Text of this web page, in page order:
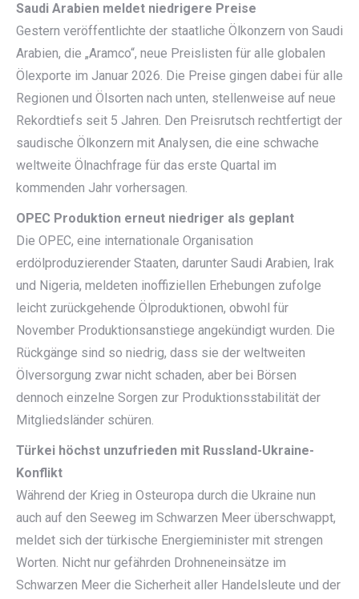
Saudi Arabien meldet niedrigere Preise
Gestern veröffentlichte der staatliche Ölkonzern von Saudi
Arabien, die „Aramco“, neue Preislisten für alle globalen
Ölexporte im Januar 2026. Die Preise gingen dabei für alle
Regionen und Ölsorten nach unten, stellenweise auf neue
Rekordtiefs seit 5 Jahren. Den Preisrutsch rechtfertigt der
saudische Ölkonzern mit Analysen, die eine schwache
weltweite Ölnachfrage für das erste Quartal im
kommenden Jahr vorhersagen.
OPEC Produktion erneut niedriger als geplant
Die OPEC, eine internationale Organisation
erdölproduzierender Staaten, darunter Saudi Arabien, Irak
und Nigeria, meldeten inoffiziellen Erhebungen zufolge
leicht zurückgehende Ölproduktionen, obwohl für
November Produktionsanstiege angekündigt wurden. Die
Rückgänge sind so niedrig, dass sie der weltweiten
Ölversorgung zwar nicht schaden, aber bei Börsen
dennoch einzelne Sorgen zur Produktionsstabilität der
Mitgliedsländer schüren.
Türkei höchst unzufrieden mit Russland-Ukraine-
Konflikt
Während der Krieg in Osteuropa durch die Ukraine nun
auch auf den Seeweg im Schwarzen Meer überschwappt,
meldet sich der türkische Energieminister mit strengen
Worten. Nicht nur gefährden Drohneneinsätze im
Schwarzen Meer die Sicherheit aller Handelsleute und der